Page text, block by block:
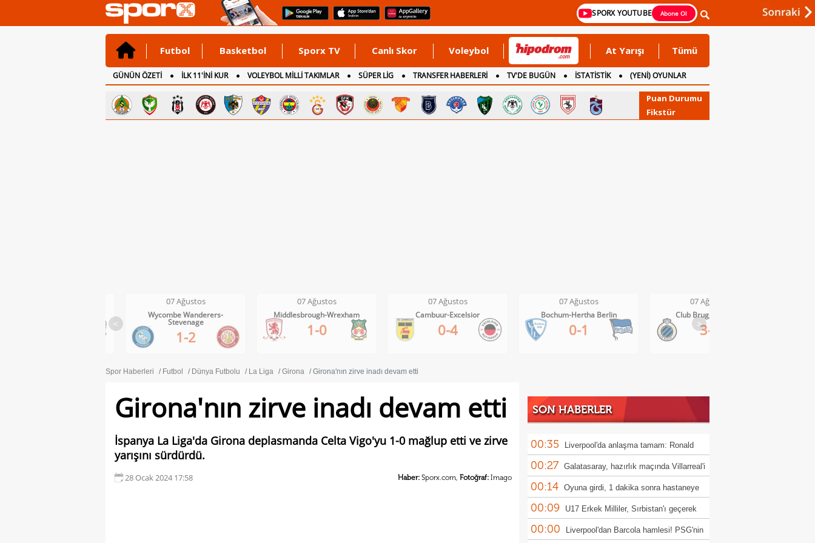
SPORX YOUTUBE Abone Ol
Futbol Basketbol Sporx TV Canlı Skor Voleybol At Yarışı Tümü
GÜNÜN ÖZETİ İLK 11'İNİ KUR VOLEYBOL MİLLİ TAKIMLAR SÜPER LİG TRANSFER HABERLERİ TV'DE BUGÜN İSTATİSTİK
(YENİ) OYUNLAR
CANLI ANLATIM
İNGİLTERE
Puan Durumu
Fikstür
<
07 Ağustos
Middlesbrough-Wrexham
1-0
07 Ağustos
Cambuur-Excelsior
0-4
07 Ağustos
Bochum-Hertha Berlin
0-1
07 Ağustos
Club Brugge-Kortrijk
3-0
07 Ağustos
Altach-WSG Tirol
>
Spor Haberleri Futbol Dünya Futbolu La Liga Girona Girona'nın zirve inadı devam etti
Girona'nın zirve inadı devam etti
İspanya La Liga'da Girona deplasmanda Celta Vigo'yu 1-0 mağlup etti ve zirve
yarışını sürdürdü.
28 Ocak 2024 17:58 Haber: Sporx.com, Fotoğraf: Imago
SON HABERLER
00:35 Liverpool'da anlaşma tamam: Ronald
Araujo
00:27 Galatasaray, hazırlık maçında Villarreal'i
konuk edecek
00:14 Oyuna girdi, 1 dakika sonra hastaneye
kaldırıldı
00:09 U17 Erkek Milliler, Sırbistan'ı geçerek
finale yükseldi!
00:00 Liverpool'dan Barcola hamlesi! PSG'nin